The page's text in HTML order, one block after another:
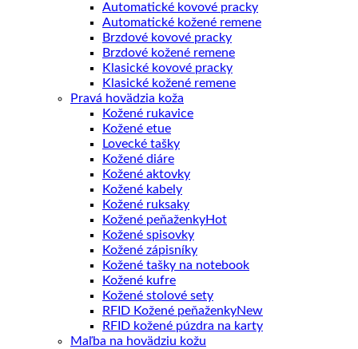
Automatické kovové pracky
Automatické kožené remene
Brzdové kovové pracky
Brzdové kožené remene
Klasické kovové pracky
Klasické kožené remene
Pravá hovädzia koža
Kožené rukavice
Kožené etue
Lovecké tašky
Kožené diáre
Kožené aktovky
Kožené kabely
Kožené ruksaky
Kožené peňaženky
Kožené spisovky
Kožené zápisníky
Kožené tašky na notebook
Kožené kufre
Kožené stolové sety
RFID Kožené peňaženky
RFID kožené púzdra na karty
Maľba na hovädziu kožu